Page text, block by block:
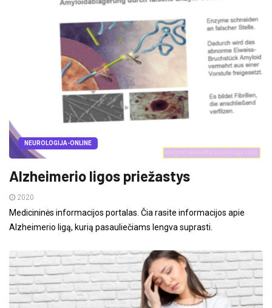
NEUROLOGIJA-ONLINE
Alzheimerio ligos priežastys
2020
Medicininės informacijos portalas. Čia rasite informacijos apie
Alzheimerio ligą, kurią pasauliečiams lengva suprasti.